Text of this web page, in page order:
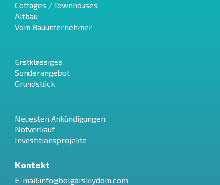
Cottages / Townhouses
Altbau
Vom Bauunternehmer
Erstklassiges
Sonderangebot
Grundstück
Neuesten Ankündigungen
Notverkauf
Investitionsprojekte
Kontakt
E-mail:info@bolgarskiydom.com